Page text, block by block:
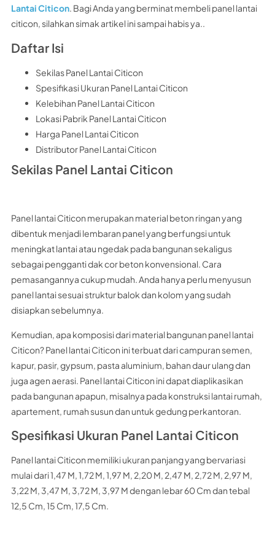
Lantai Citicon. Bagi Anda yang berminat membeli panel lantai
citicon, silahkan simak artikel ini sampai habis ya..
Daftar Isi
Sekilas Panel Lantai Citicon
Spesifikasi Ukuran Panel Lantai Citicon
Kelebihan Panel Lantai Citicon
Lokasi Pabrik Panel Lantai Citicon
Harga Panel Lantai Citicon
Distributor Panel Lantai Citicon
Sekilas Panel Lantai Citicon
Panel lantai Citicon merupakan material beton ringan yang
dibentuk menjadi lembaran panel yang berfungsi untuk
meningkat lantai atau ngedak pada bangunan sekaligus
sebagai pengganti dak cor beton konvensional. Cara
pemasangannya cukup mudah. Anda hanya perlu menyusun
panel lantai sesuai struktur balok dan kolom yang sudah
disiapkan sebelumnya.
Kemudian, apa komposisi dari material bangunan panel lantai
Citicon? Panel lantai Citicon ini terbuat dari campuran semen,
kapur, pasir, gypsum, pasta aluminium, bahan daur ulang dan
juga agen aerasi. Panel lantai Citicon ini dapat diaplikasikan
pada bangunan apapun, misalnya pada konstruksi lantai rumah,
apartement, rumah susun dan untuk gedung perkantoran.
Spesifikasi Ukuran Panel Lantai Citicon
Panel lantai Citicon memiliki ukuran panjang yang bervariasi
mulai dari 1,47 M, 1,72 M, 1,97 M, 2,20 M, 2,47 M, 2,72 M, 2,97 M,
3,22 M, 3,47 M, 3,72 M, 3,97 M dengan lebar 60 Cm dan tebal
12,5 Cm, 15 Cm, 17,5 Cm.